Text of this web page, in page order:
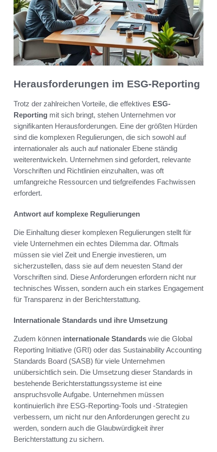
Herausforderungen im ESG-Reporting
Trotz der zahlreichen Vorteile, die effektives ESG-
Reporting mit sich bringt, stehen Unternehmen vor
signifikanten Herausforderungen. Eine der größten Hürden
sind die komplexen Regulierungen, die sich sowohl auf
internationaler als auch auf nationaler Ebene ständig
weiterentwickeln. Unternehmen sind gefordert, relevante
Vorschriften und Richtlinien einzuhalten, was oft
umfangreiche Ressourcen und tiefgreifendes Fachwissen
erfordert.
Antwort auf komplexe Regulierungen
Die Einhaltung dieser komplexen Regulierungen stellt für
viele Unternehmen ein echtes Dilemma dar. Oftmals
müssen sie viel Zeit und Energie investieren, um
sicherzustellen, dass sie auf dem neuesten Stand der
Vorschriften sind. Diese Anforderungen erfordern nicht nur
technisches Wissen, sondern auch ein starkes Engagement
für Transparenz in der Berichterstattung.
Internationale Standards und ihre Umsetzung
Zudem können internationale Standards wie die Global
Reporting Initiative (GRI) oder das Sustainability Accounting
Standards Board (SASB) für viele Unternehmen
unübersichtlich sein. Die Umsetzung dieser Standards in
bestehende Berichterstattungssysteme ist eine
anspruchsvolle Aufgabe. Unternehmen müssen
kontinuierlich ihre ESG-Reporting-Tools und -Strategien
verbessern, um nicht nur den Anforderungen gerecht zu
werden, sondern auch die Glaubwürdigkeit ihrer
Berichterstattung zu sichern.